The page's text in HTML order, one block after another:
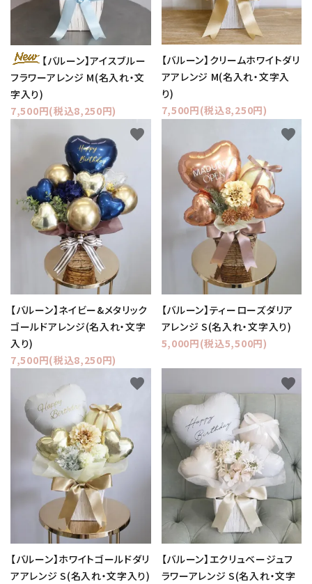
【バルーン】アイスブルー
フラワーアレンジ M(名入れ・文
字入り)
7,500円(税込8,250円)
【バルーン】クリームホワイトダリ
アアレンジ M(名入れ・文字入
り)
7,500円(税込8,250円)
【バルーン】ネイビー&メタリック
ゴールドアレンジ(名入れ・文字
入り)
7,500円(税込8,250円)
favorite
【バルーン】ティーローズダリア
アレンジ S(名入れ・文字入り)
5,000円(税込5,500円)
favorite
【バルーン】ホワイトゴールドダリ
アアレンジ S(名入れ・文字入り)
favorite
【バルーン】エクリュベージュフ
ラワーアレンジ S(名入れ・文字
favorite